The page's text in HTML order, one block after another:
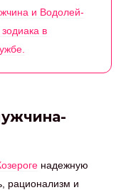
и Водолей-
в
надежную
рационализм и